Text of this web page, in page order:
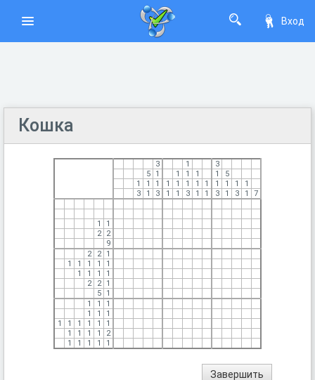
Вход
Кошка
3 1
3
5
1 1 1 1 1
5
1
1 1 1 1 1 1 1 1 1 1
1
3
1 3 1 1 3 1 1 3 1 3 1 7
1
1
2
2
9
2
2
1
1
1 1 1
1
1
1 1
1
2
2
1
5
1
1
1
1
1
1
1
1
1 1 1 1
1
1
1 1 1
2
1
1 1 1 1